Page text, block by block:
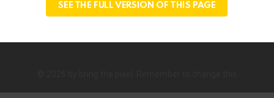
SEE THE FULL VERSION OF THIS PAGE